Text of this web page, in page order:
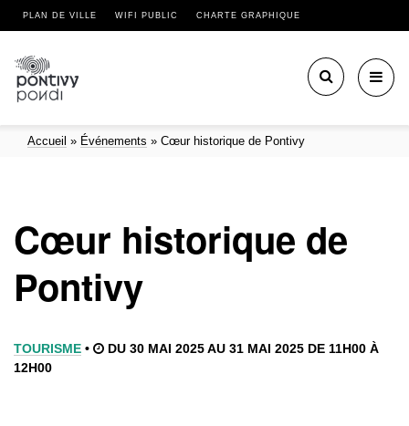
PLAN DE VILLE WIFI PUBLIC CHARTE GRAPHIQUE
Accueil » Événements » Cœur historique de Pontivy
Cœur historique de
Pontivy
TOURISME •
DU 30 MAI 2025 AU 31 MAI 2025 DE 11H00 À
12H00